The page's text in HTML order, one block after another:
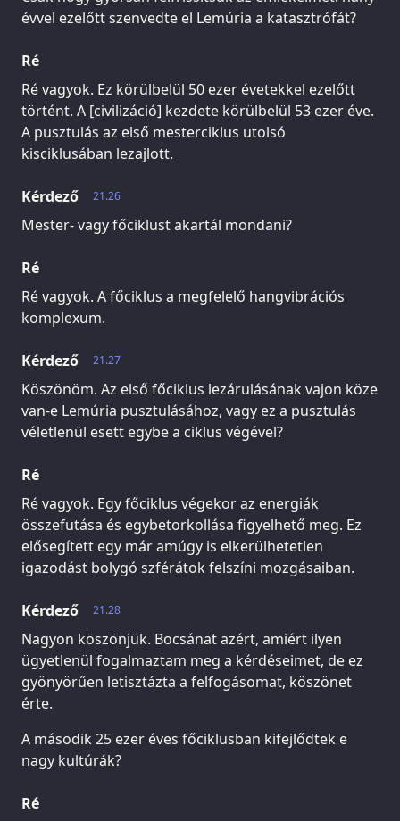
évvel ezelőtt szenvedte el Lemúria a katasztrófát?
Ré
Ré vagyok. Ez körülbelül 50 ezer évetekkel ezelőtt
történt. A [civilizáció] kezdete körülbelül 53 ezer éve.
A pusztulás az első mesterciklus utolsó
kisciklusában lezajlott.
21.26
Kérdező
Mester- vagy főciklust akartál mondani?
Ré
Ré vagyok. A főciklus a megfelelő hangvibrációs
komplexum.
21.27
Kérdező
Köszönöm. Az első főciklus lezárulásának vajon köze
van-e Lemúria pusztulásához, vagy ez a pusztulás
véletlenül esett egybe a ciklus végével?
Ré
Ré vagyok. Egy főciklus végekor az energiák
összefutása és egybetorkollása figyelhető meg. Ez
elősegített egy már amúgy is elkerülhetetlen
igazodást bolygó szférátok felszíni mozgásaiban.
21.28
Kérdező
Nagyon köszönjük. Bocsánat azért, amiért ilyen
ügyetlenül fogalmaztam meg a kérdéseimet, de ez
gyönyörűen letisztázta a felfogásomat, köszönet
érte.
A második 25 ezer éves főciklusban kifejlődtek e
nagy kultúrák?
Ré